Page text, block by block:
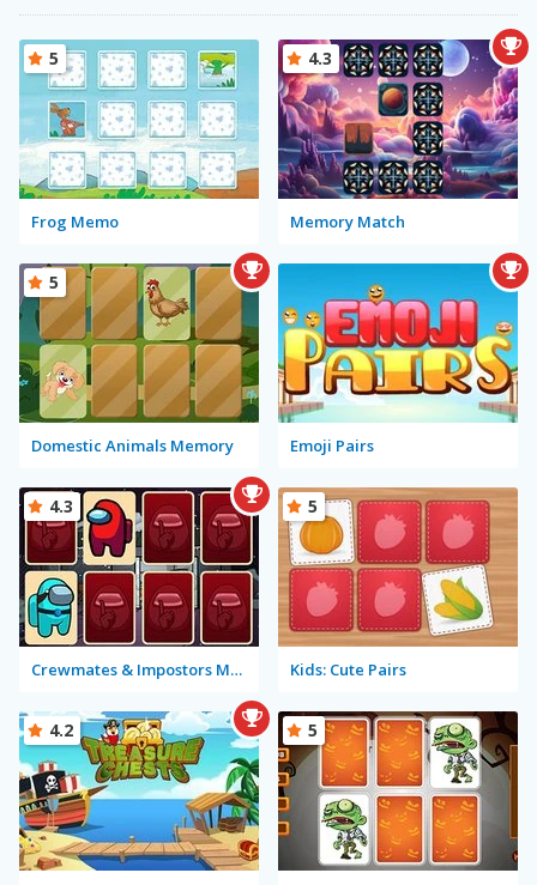
Frog Memo
5
Memory Match
4.3
Domestic Animals Memory
5
Emoji Pairs
Crewmates & Impostors Memory
4.3
Kids: Cute Pairs
5
4.2 5